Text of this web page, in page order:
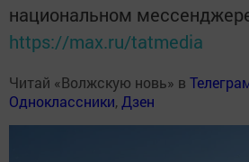
национальном
https://max.ru/tatmedia
Читай «Волжскую новь» в
Одноклассники, Дзен